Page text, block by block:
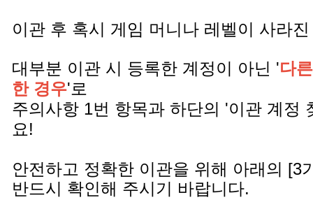
이관 후 혹시 게임 머니나 레벨이 사라
대부분 이관 시 등록한 계정이 아닌 '다
한 경우'로
주의사항 1번 항목과 하단의 '이관 계정
요!
안전하고 정확한 이관을 위해 아래의 [3
반드시 확인해 주시기 바랍니다.